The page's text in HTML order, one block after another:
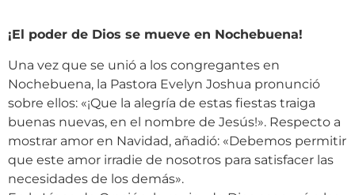
¡El poder de Dios se mueve en Nochebuena!
Una vez que se unió a los congregantes en
Nochebuena, la Pastora Evelyn Joshua pronunció
sobre ellos: «¡Que la alegría de estas fiestas traiga
buenas nuevas, en el nombre de Jesús!». Respecto a
mostrar amor en Navidad, añadió: «Debemos permitir
que este amor irradie de nosotros para satisfacer las
necesidades de los demás».